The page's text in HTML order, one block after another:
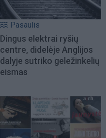
Pasaulis
Dingus elektrai ryšių
centre, didelėje Anglijos
dalyje sutriko geležinkelių
eismas